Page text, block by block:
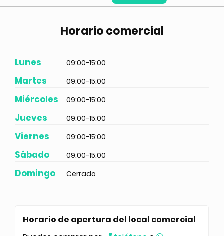
Horario comercial
Lunes 09:00-15:00
Martes 09:00-15:00
Miércoles 09:00-15:00
Jueves 09:00-15:00
Viernes 09:00-15:00
Sábado 09:00-15:00
Domingo Cerrado
Horario de apertura del local comercial